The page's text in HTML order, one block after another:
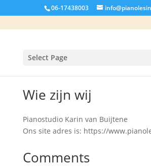
06-17438003
Select Page
Wie zijn wij
Pianostudio Karin van Buijtene
Ons site adres is: https://
Comments